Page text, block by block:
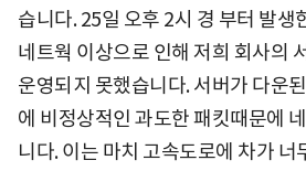
습니다. 25일 오후 2시 경 부터 발생
네트웍 이상으로 인해 저희 회사의
운영되지 못했습니다. 서버가 다운
에 비정상적인 과도한 패킷때문에
니다. 이는 마치 고속도로에 차가 너